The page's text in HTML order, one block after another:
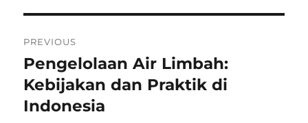
pos
PREVIOUS
Previous
post:
Pengelolaan Air Limbah:
Kebijakan dan Praktik di
Indonesia